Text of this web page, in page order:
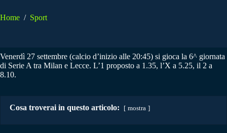
Home / Sport
Venerdì 27 settembre (calcio d’inizio alle 20:45) si gioca la 6^ giornata
di Serie A tra Milan e Lecce. L’1 proposto a 1.35, l’X a 5.25, il 2 a
8.10.
Cosa troverai in questo articolo: mostra